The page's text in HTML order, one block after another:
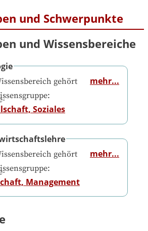
und Schwerpunkte
und Wissensbereiche
gehört
Soziales
mehr...
gehört
Management
mehr...